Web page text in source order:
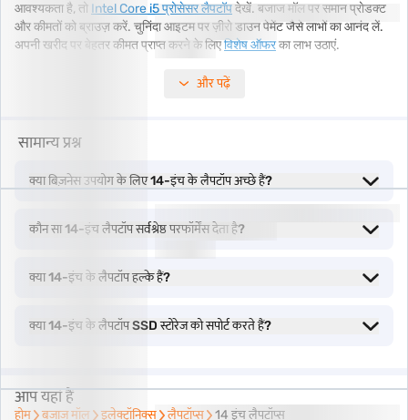
आवश्यकता है, तो Intel Core i5 प्रोसेसर लैपटॉपदेखें. बजाज मॉल पर समान प्रोडक्ट
और कीमतों को ब्राउज़ करें. चुनिंदा आइटम पर ज़ीरो डाउन पेमेंट जैसे लाभों का आनंद लें.
अपनी खरीद पर बेहतर कीमत प्राप्त करने के लिएविशेष ऑफरका लाभ उठाएं.
सर्वश्रेष्ठ 14-इंच के लैपटॉप की विशेषताएं और स्पेसिफिकेशन
सर्वश्रेष्ठ 14-इंच के लैपटॉप सॉलिड परफॉर्मेंस के साथ-साथ कॉम्पैक्ट डिज़ाइन प्रदान
हैं. सर्वश्रेष्ठ 14-इंच के लैपटॉप की कीमतों और कॉन्फिगरेशन की तुलना करने के लिए नीचे
1. स्क्रीन साइज़ और मोबिलिटी का परफेक्ट बैलेंस.
2. फुल HD या 2K डिस्प्ले के साथ स्लिम बेज़ेल.
फीचर विवरण
और पढ़ें
सामान्य प्रश्न
क्या बिज़नेस उपयोग के लिए 14-इंच के लैपटॉप अच्छे हैं?
कौन सा 14-इंच लैपटॉप सर्वश्रेष्ठ परफॉर्मेंस देता है?
क्या 14-इंच के लैपटॉप हल्के हैं?
क्या 14-इंच के लैपटॉप SSD स्टोरेज को सपोर्ट करते हैं?
आप यहां हैं
होम बजाज मॉल इलेक्ट्रॉनिक्स लैपटॉप्स 14 इंच लैपटॉप्स